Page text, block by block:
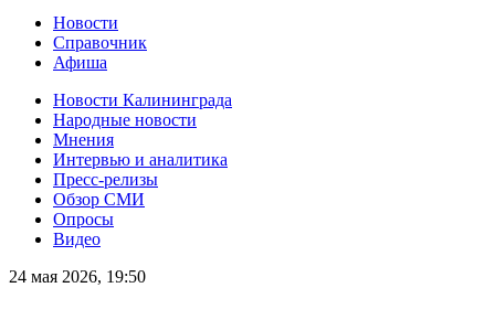
Новости
Справочник
Афиша
Новости Калининграда
Народные новости
Мнения
Интервью и аналитика
Пресс-релизы
Обзор СМИ
Опросы
Видео
24 мая 2026, 19:50